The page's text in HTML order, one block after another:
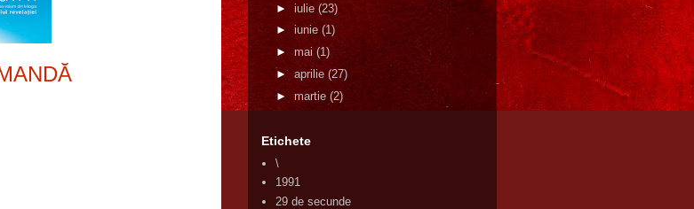
► iulie (23)
► iunie (1)
► mai (1)
► aprilie (27)
► martie (2)
Etichete
\
1991
29 de secunde